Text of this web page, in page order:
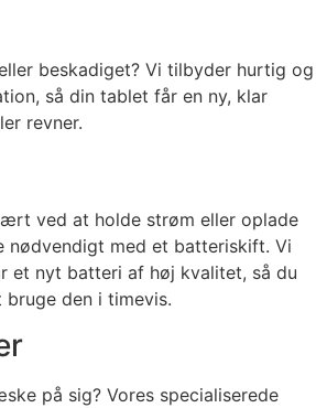
beskadiget? Vi tilbyder hurtig og
så din tablet får en ny, klar
revner.
ved at holde strøm eller oplade
med et batteriskift. Vi
et nyt batteri af høj kvalitet, så du
den i timevis.
på sig? Vores specialiserede